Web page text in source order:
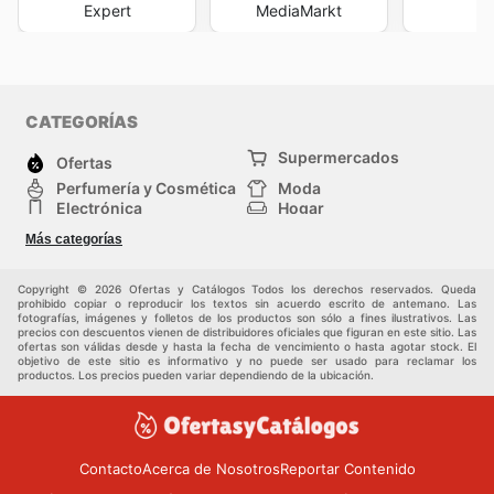
Expert MediaMarkt
CATEGORÍAS
Ofertas
Supermercados
Perfumería y Cosmética
Moda
Electrónica
Hogar
Deporte
Juguetes y bebés
Más categorías
Copyright © 2026 Ofertas y Catálogos Todos los derechos reservados. Queda
prohibido copiar o reproducir los textos sin acuerdo escrito de antemano. Las
fotografías, imágenes y folletos de los productos son sólo a fines ilustrativos. Las
precios con descuentos vienen de distribuidores oficiales que figuran en este sitio. Las
ofertas son válidas desde y hasta la fecha de vencimiento o hasta agotar stock. El
objetivo de este sitio es informativo y no puede ser usado para reclamar los
productos. Los precios pueden variar dependiendo de la ubicación.
ContactoAcerca de NosotrosReportar Contenido